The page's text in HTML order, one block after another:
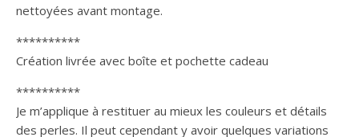
nettoyées avant montage.
**********
Création livrée avec boîte et pochette cadeau
**********
Je m’applique à restituer au mieux les couleurs et détails
des perles. Il peut cependant y avoir quelques variations